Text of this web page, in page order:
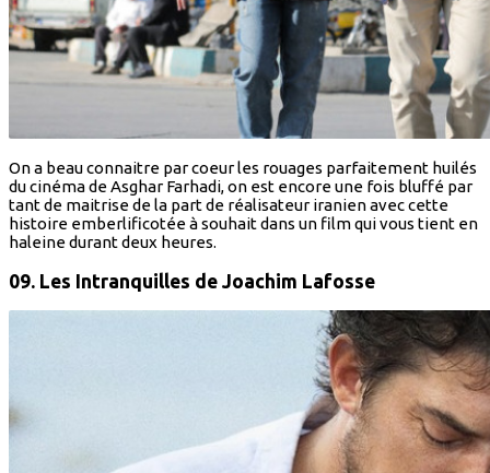
On a beau connaitre par coeur les rouages parfaitement huilés
du cinéma de Asghar Farhadi, on est encore une fois bluffé par
tant de maitrise de la part de réalisateur iranien avec cette
histoire emberlificotée à souhait dans un film qui vous tient en
haleine durant deux heures.
09. Les Intranquilles de Joachim Lafosse